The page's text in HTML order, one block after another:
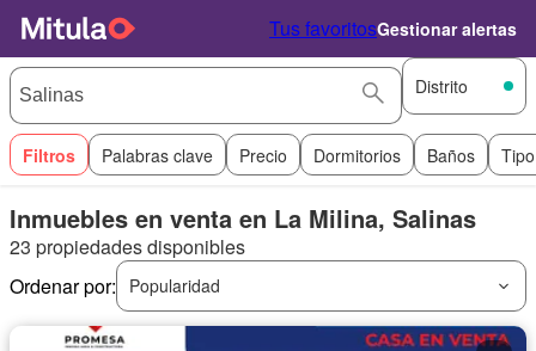
Tus favoritosGestionar alertas
Distrito
Filtros Palabras clave Precio Dormitorios Baños
Inmuebles en venta en La Milina, Salinas
23 propiedades disponibles
Ordenar por:
Popularidad